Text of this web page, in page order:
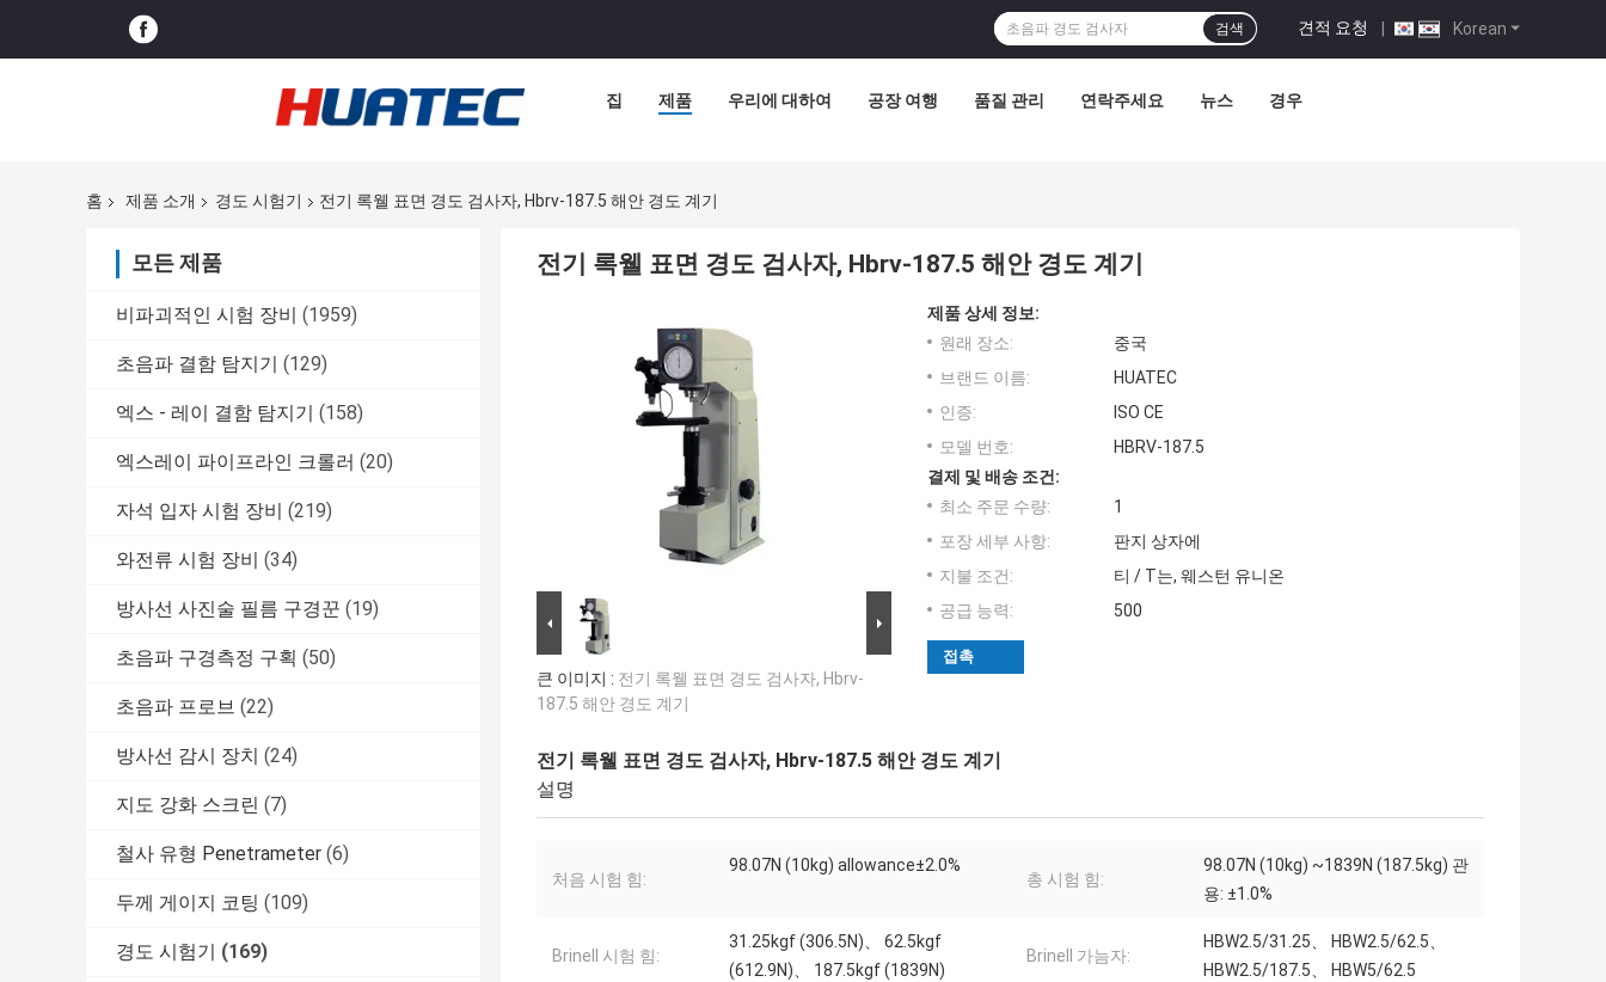
Korean
견적 요청 |
검색
집 제품 우리에 대하여 공장 여행 품질 관리 연락주세요 뉴스 경우
홈 제품 소개 경도 시험기 전기 록웰 표면 경도 검사자, Hbrv-187.5 해안 경도 계기
모든 제품
비파괴적인 시험 장비 (1959)
초음파 결함 탐지기 (129)
엑스 - 레이 결함 탐지기 (158)
엑스레이 파이프라인 크롤러 (20)
자석 입자 시험 장비 (219)
와전류 시험 장비 (34)
방사선 사진술 필름 구경꾼 (19)
초음파 구경측정 구획 (50)
초음파 프로브 (22)
방사선 감시 장치 (24)
지도 강화 스크린 (7)
철사 유형 Penetrameter (6)
두께 게이지 코팅 (109)
경도 시험기 (169)
전기 록웰 표면 경도 검사자, Hbrv-187.5 해안 경도 계기
큰 이미지 : 전기 록웰 표면 경도 검사자, Hbrv-
187.5 해안 경도 계기
제품 상세 정보:
원래 장소:
중국
브랜드 이름:
HUATEC
인증:
ISO CE
모델 번호:
HBRV-187.5
결제 및 배송 조건:
최소 주문 수량:
1
포장 세부 사항:
판지 상자에
지불 조건:
티 / T는, 웨스턴 유니온
공급 능력:
500
접촉
전기 록웰 표면 경도 검사자, Hbrv-187.5 해안 경도 계기
설명
처음 시험 힘:
98.07N (10kg) allowance±2.0%
총 시험 힘:
98.07N (10kg) ~1839N (187.5kg) 관
용: ±1.0%
Brinell 시험 힘:
31.25kgf (306.5N)、 62.5kgf
(612.9N)、 187.5kgf (1839N)
Brinell 가늠자:
HBW2.5/31.25、 HBW2.5/62.5、
HBW2.5/187.5、 HBW5/62.5